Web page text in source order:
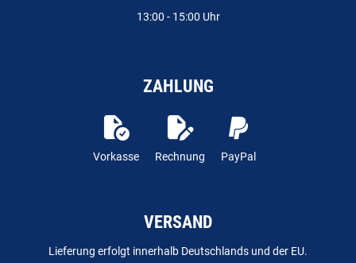
13:00 - 15:00 Uhr
ZAHLUNG
Vorkasse Rechnung PayPal
VERSAND
Lieferung erfolgt innerhalb Deutschlands und der EU.